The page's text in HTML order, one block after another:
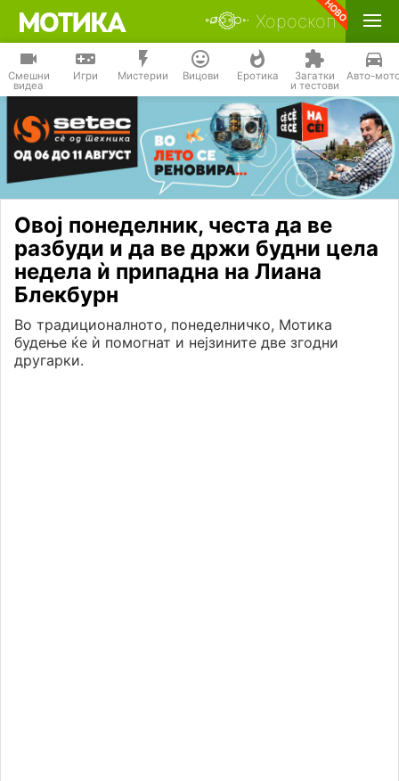
Хороскоп
Смешни
видеа
Игри Мистерии Вицови Еротика Загатки
и тестови
Авто-
Овој понеделник, честа да ве
разбуди и да ве држи будни цела
недела ѝ припадна на Лиана
Блекбурн
Во традиционалното, понеделничко, Мотика
будење ќе ѝ помогнат и нејзините две згодни
другарки.